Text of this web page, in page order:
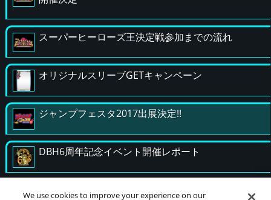
スーパーヒーローズ王決定戦参加までの流れ
オリジナルスリーブGETキャンペーン
ジャンプフェスタ2017出展決定!!
DBH6周年記念イベント開催レポート
ロケーションテストのおしらせ
We use cookies to improve your experience on our